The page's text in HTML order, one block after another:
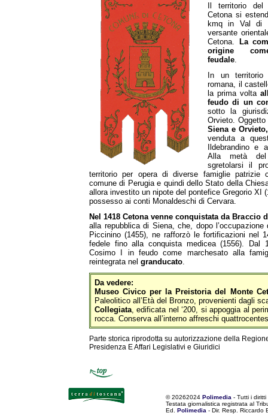
Il territorio
Cetona si
kmq in Val di
versante
Cetona.
La
origine
feudale.
In un
romana, il
la prima volta
feudo di un
sotto la
Orvieto.
Siena e Orvieto,
venduta a
Ildebrandino e
Alla metà del
sgretolarsi il
territorio per opera di diverse famiglie patrizie
comune di Perugia e quindi dello Stato della
allora investito un nipote del pontefice Gregorio XI
possesso ai conti Monaldeschi di Cervara.
Nel 1418 Cetona venne conquistata da Braccio
alla repubblica di Siena, che, dopo
Piccinino (1455), ne rafforzò le fortificazioni nel
fedele fino alla conquista medicea (1556). Dal
Cosimo I in feudo come marchesato alla
reintegrata nel granducato.
Da vedere:
Museo Civico per la Preistoria del Monte
Paleolitico all’Età del Bronzo, provenienti dagli
Collegiata, edificata nel ‘200, si appoggia al
rocca. Conserva all’interno affreschi
Parte storica riprodotta su autorizzazione della
Presidenza E Affari Legislativi e Giuridici
©20262024 Polimedia - Tutti i diritti
Testata giornalistica registrata al
Ed. Polimedia - Dir. Resp. Riccardo